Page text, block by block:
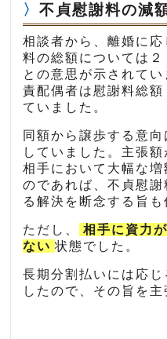
不貞慰謝料の減
相談者から、離婚に
料の総額については
との意思が示されて
責配偶者は慰謝料総
ていました。
同額から譲歩する意
していました。主張
相手において大幅な
のであれば、不貞慰
る解決を断念する旨も
ただし、
相手に資力
ない 状態でした。
長期分割払いには応
したので、その旨を主